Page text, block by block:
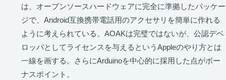
は、オープンソースハードウェアに完全に準拠したパッケー
ジで、Android互換携帯電話用のアクセサリを簡単に作れる
ように考えられている。AOAKは完璧ではないが、公認デベ
ロッパとしてライセンスを与えるというAppleのやり方とは
一線を画する。さらにArduinoを中心的に採用した点がボー
ナスポイント。